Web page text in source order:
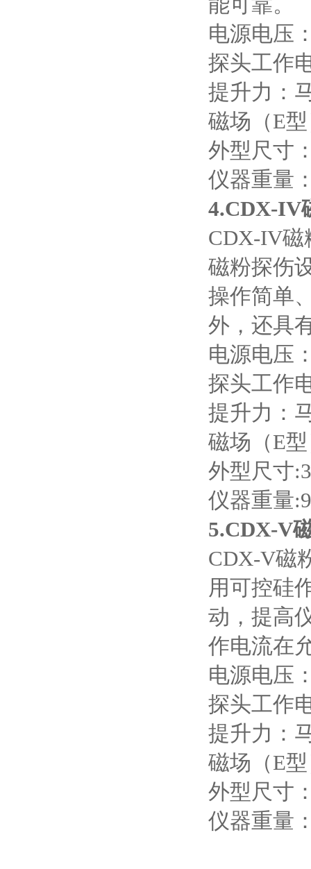
电源电压
探头工作
提升力：
磁场 （E型
外型尺寸
仪器重量
4.CDX-IV
CDX-IV磁
磁粉探伤
操作简单
外，还具
电源电压
探头工作
提升力：
磁场（E
外型尺寸
仪器重量
5.CDX-V
CDX-V磁
用可控硅
动，提高
作电流在
电源电压
探头工作
提升力：
磁场（E
外型尺寸
仪器重量